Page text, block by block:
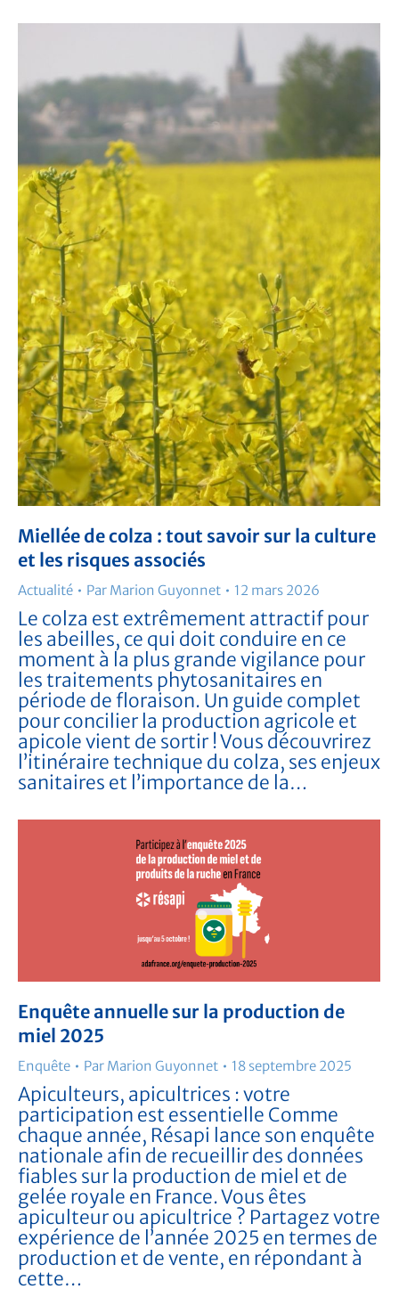
Miellée de colza : tout savoir sur la culture
et les risques associés
Actualité Par Marion Guyonnet 12 mars 2026
Le colza est extrêmement attractif pour
les abeilles, ce qui doit conduire en ce
moment à la plus grande vigilance pour
les traitements phytosanitaires en
période de floraison. Un guide complet
pour concilier la production agricole et
apicole vient de sortir ! Vous découvrirez
l’itinéraire technique du colza, ses enjeux
sanitaires et l’importance de la…
Enquête annuelle sur la production de
miel 2025
Enquête Par Marion Guyonnet 18 septembre 2025
Apiculteurs, apicultrices : votre
participation est essentielle Comme
chaque année, Résapi lance son enquête
nationale afin de recueillir des données
fiables sur la production de miel et de
gelée royale en France. Vous êtes
apiculteur ou apicultrice ? Partagez votre
expérience de l’année 2025 en termes de
production et de vente, en répondant à
cette…